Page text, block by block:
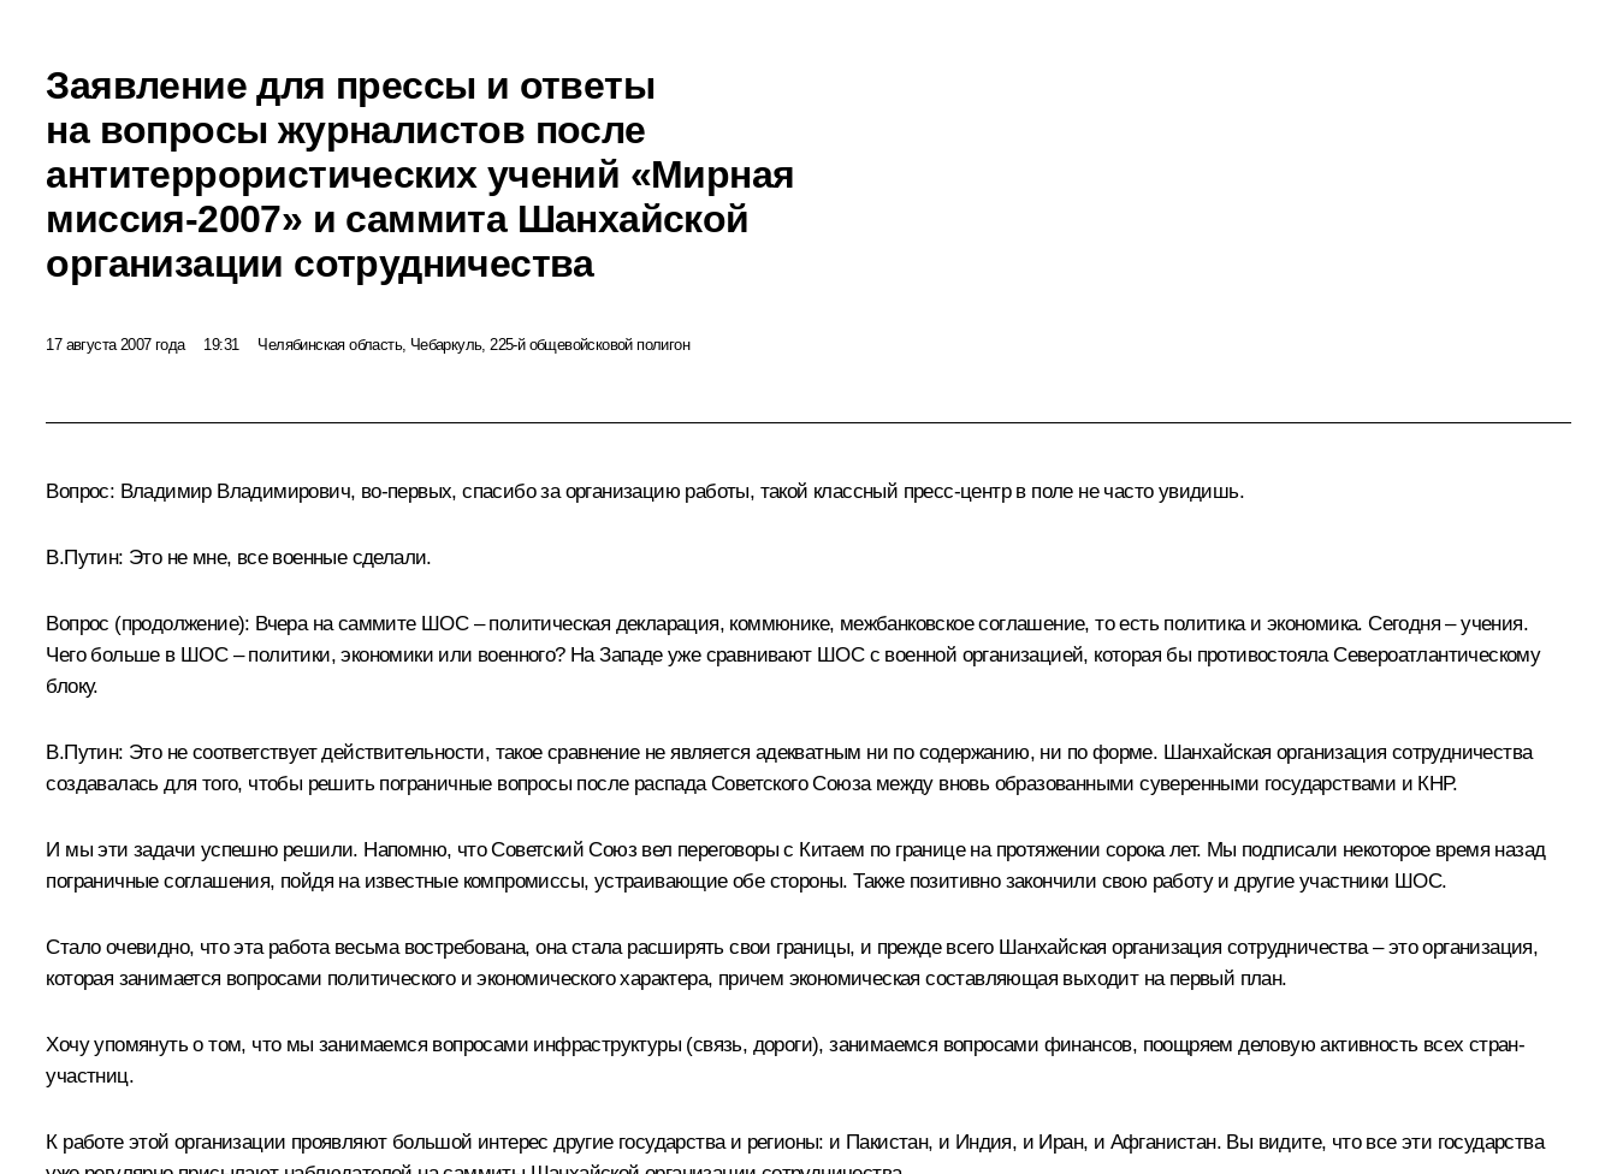
Заявление для прессы и ответы
на вопросы журналистов после
антитеррористических учений «Мирная
миссия-2007» и саммита Шанхайской
организации сотрудничества
17 августа 2007 года 19:31 Челябинская область, Чебаркуль, 225-й общевойсковой полигон
Вопрос: Владимир Владимирович, во‑первых, спасибо за организацию работы, такой классный пресс-центр в поле не часто увидишь.
В.Путин: Это не мне, все военные сделали.
Вопрос (продолжение): Вчера на саммите ШОС – политическая декларация, коммюнике, межбанковское соглашение, то есть политика и экономика. Сегодня – учения.
Чего больше в ШОС – политики, экономики или военного? На Западе уже сравнивают ШОС с военной организацией, которая бы противостояла Североатлантическому
блоку.
В.Путин: Это не соответствует действительности, такое сравнение не является адекватным ни по содержанию, ни по форме. Шанхайская организация сотрудничества
создавалась для того, чтобы решить пограничные вопросы после распада Советского Союза между вновь образованными суверенными государствами и КНР.
И мы эти задачи успешно решили. Напомню, что Советский Союз вел переговоры с Китаем по границе на протяжении сорока лет. Мы подписали некоторое время назад
пограничные соглашения, пойдя на известные компромиссы, устраивающие обе стороны. Также позитивно закончили свою работу и другие участники ШОС.
Стало очевидно, что эта работа весьма востребована, она стала расширять свои границы, и прежде всего Шанхайская организация сотрудничества – это организация,
которая занимается вопросами политического и экономического характера, причем экономическая составляющая выходит на первый план.
Хочу упомянуть о том, что мы занимаемся вопросами инфраструктуры (связь, дороги), занимаемся вопросами финансов, поощряем деловую активность всех стран-
участниц.
К работе этой организации проявляют большой интерес другие государства и регионы: и Пакистан, и Индия, и Иран, и Афганистан. Вы видите, что все эти государства